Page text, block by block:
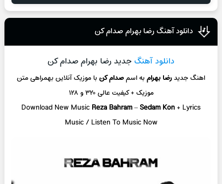
دانلود آهنگ رضا بهرام صدام کن
دانلود آهنگ جدید رضا بهرام صدام کن
اهنگ جدیدرضا بهرامبه اسمصدام کنبا موزیک آنلاینبهمراهی متن
موزیک + کیفیت عالی ۳۲۰ و ۱۲۸
Download New Music Reza Bahram–Sedam Kon+ Lyrics
Music / Listen To Music Now